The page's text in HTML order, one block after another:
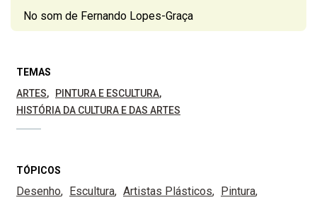
No som de Fernando Lopes-Graça
TEMAS
ARTES
PINTURA E ESCULTURA
HISTÓRIA DA CULTURA E DAS ARTES
TÓPICOS
Desenho Escultura Artistas Plásticos
Pintura